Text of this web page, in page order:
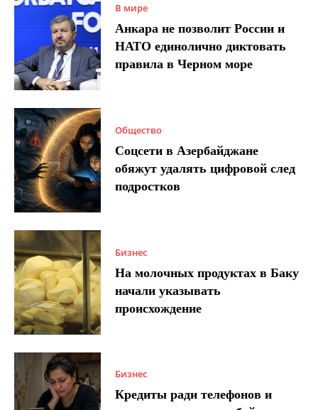
В мире
Анкара не позволит России и
НАТО единолично диктовать
правила в Черном море
Общество
Соцсети в Азербайджане
обяжут удалять цифровой след
подростков
Бизнес
На молочных продуктах в Баку
начали указывать
происхождение
Бизнес
Кредиты ради телефонов и